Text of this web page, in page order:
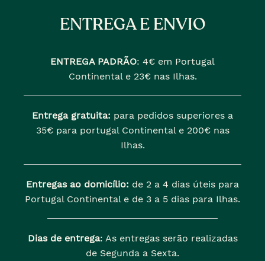
ENTREGA E ENVIO
ENTREGA PADRÃO: 4€ em Portugal
Continental e 23€ nas Ilhas.
Entrega gratuita: para pedidos superiores a
35€ para portugal Continental e 200€ nas
Ilhas.
Entregas ao domicílio: de 2 a 4 dias úteis para
Portugal Continental e de 3 a 5 dias para Ilhas.
Dias de entrega: As entregas serão realizadas
de Segunda a Sexta.